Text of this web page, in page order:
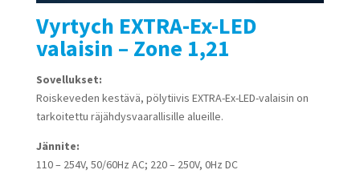
Vyrtych EXTRA-Ex-LED
valaisin – Zone 1,21
Sovellukset:
Roiskeveden kestävä, pölytiivis EXTRA-Ex-LED-valaisin on
tarkoitettu räjähdysvaarallisille alueille.
Jännite:
110 – 254V, 50/60Hz AC; 220 – 250V, 0Hz DC